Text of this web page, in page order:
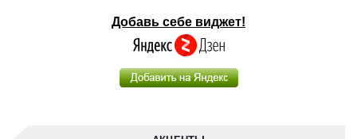
Добавь себе виджет!